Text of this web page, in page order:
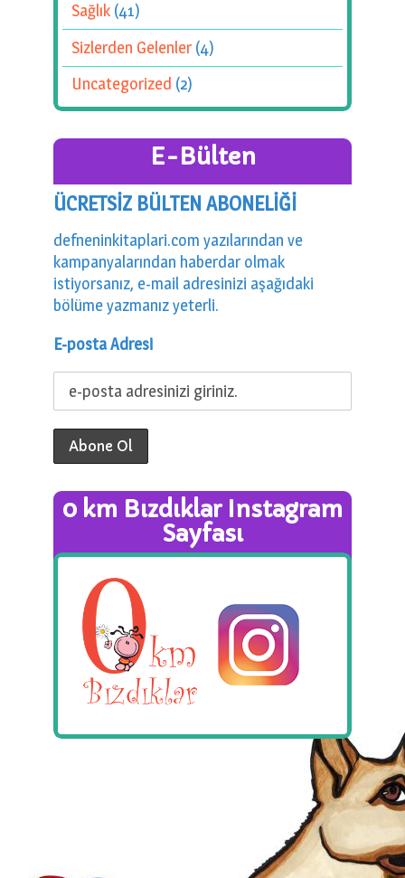
Sağlık (41)
Sizlerden Gelenler(4)
Uncategorized (2)
E-Bülten
ÜCRETSİZ BÜLTEN ABONELİĞİ
defneninkitaplari.com yazılarından ve
kampanyalarından haberdar olmak
istiyorsanız, e-mail adresinizi aşağıdaki
bölüme yazmanız yeterli.
E-posta Adresi
0 km Bızdıklar Instagram
Sayfası